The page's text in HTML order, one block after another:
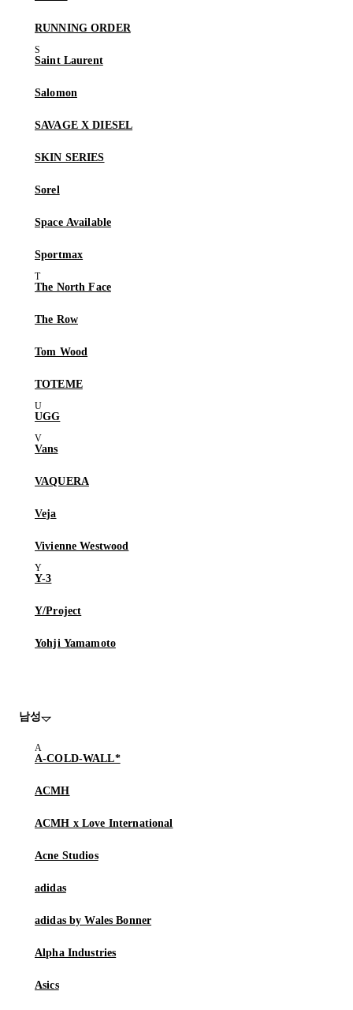
RUNNING ORDER
Saint Laurent
Salomon
SAVAGE X DIESEL
SKIN SERIES
Sorel
Space Available
Sportmax
The North Face
The Row
Tom Wood
TOTEME
UGG
Vans
VAQUERA
Veja
Vivienne Westwood
Y-3
Y/Project
Yohji Yamamoto
남성
A-COLD-WALL*
ACMH
ACMH x Love International
Acne Studios
adidas
adidas by Wales Bonner
Alpha Industries
Asics